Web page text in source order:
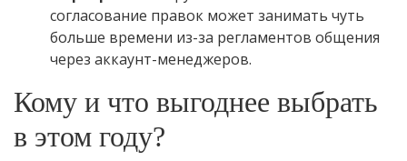
согласование правок может занимать чуть
больше времени из-за регламентов общения
через аккаунт-менеджеров.
Кому и что выгоднее выбрать
в этом году?